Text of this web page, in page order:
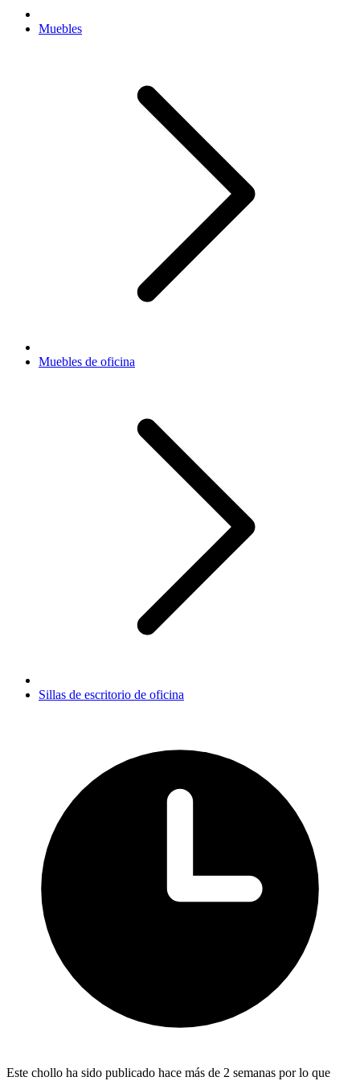
Muebles
Muebles de oficina
Sillas de escritorio de oficina
Este chollo ha sido publicado hace más de 2 semanas por lo que